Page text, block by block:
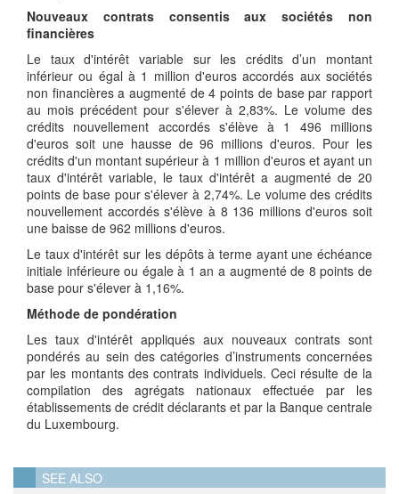
Nouveaux contrats consentis aux sociétés non
financières
Le taux d'intérêt variable sur les crédits d’un montant
inférieur ou égal à 1 million d'euros accordés aux sociétés
non financières a augmenté de 4 points de base par rapport
au mois précédent pour s'élever à 2,83%. Le volume des
crédits nouvellement accordés s'élève à 1 496 millions
d'euros soit une hausse de 96 millions d'euros. Pour les
crédits d'un montant supérieur à 1 million d'euros et ayant un
taux d'intérêt variable, le taux d'intérêt a augmenté de 20
points de base pour s'élever à 2,74%. Le volume des crédits
nouvellement accordés s'élève à 8 136 millions d'euros soit
une baisse de 962 millions d'euros.
Le taux d'intérêt sur les dépôts à terme ayant une échéance
initiale inférieure ou égale à 1 an a augmenté de 8 points de
base pour s'élever à 1,16%.
Méthode de pondération
Les taux d'intérêt appliqués aux nouveaux contrats sont
pondérés au sein des catégories d’instruments concernées
par les montants des contrats individuels. Ceci résulte de la
compilation des agrégats nationaux effectuée par les
établissements de crédit déclarants et par la Banque centrale
du Luxembourg.
SEE ALSO